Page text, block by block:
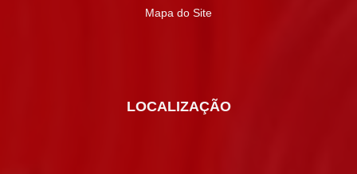
Mapa do Site
LOCALIZAÇÃO